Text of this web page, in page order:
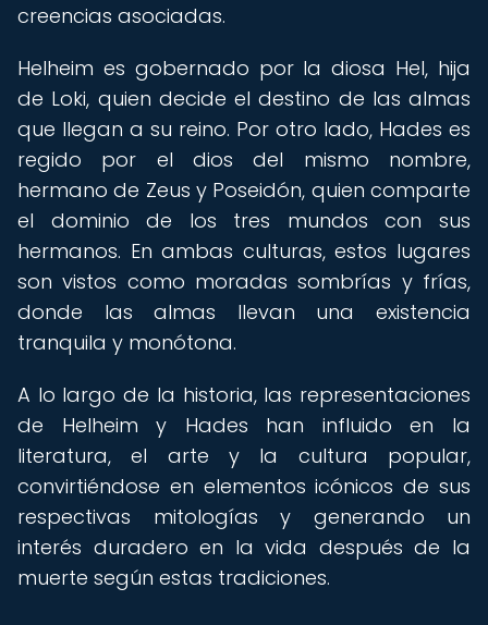
creencias asociadas.
Helheim es gobernado por la diosa Hel, hija
de Loki, quien decide el destino de las almas
que llegan a su reino. Por otro lado, Hades es
regido por el dios del mismo nombre,
hermano de Zeus y Poseidón, quien comparte
el dominio de los tres mundos con sus
hermanos. En ambas culturas, estos lugares
son vistos como moradas sombrías y frías,
donde las almas llevan una existencia
tranquila y monótona.
A lo largo de la historia, las representaciones
de Helheim y Hades han influido en la
literatura, el arte y la cultura popular,
convirtiéndose en elementos icónicos de sus
respectivas mitologías y generando un
interés duradero en la vida después de la
muerte según estas tradiciones.